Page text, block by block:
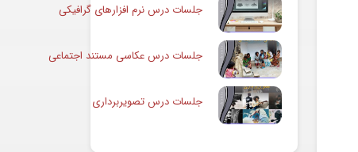
جلسات درس نرم افزارهای گرافیکی
جلسات درس عکاسی مستند اجتماعی
جلسات درس تصویربرداری